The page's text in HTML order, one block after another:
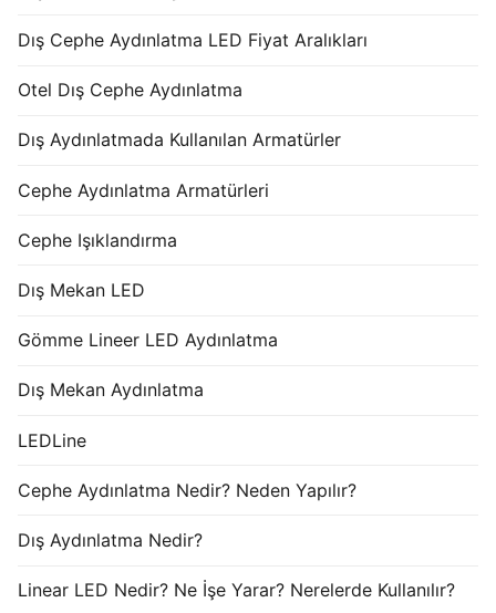
Dış Cephe Aydınlatma LED Fiyat Aralıkları
Otel Dış Cephe Aydınlatma
Dış Aydınlatmada Kullanılan Armatürler
Cephe Aydınlatma Armatürleri
Cephe Işıklandırma
Dış Mekan LED
Gömme Lineer LED Aydınlatma
Dış Mekan Aydınlatma
LEDLine
Cephe Aydınlatma Nedir? Neden Yapılır?
Dış Aydınlatma Nedir?
Linear LED Nedir? Ne İşe Yarar? Nerelerde Kullanılır?